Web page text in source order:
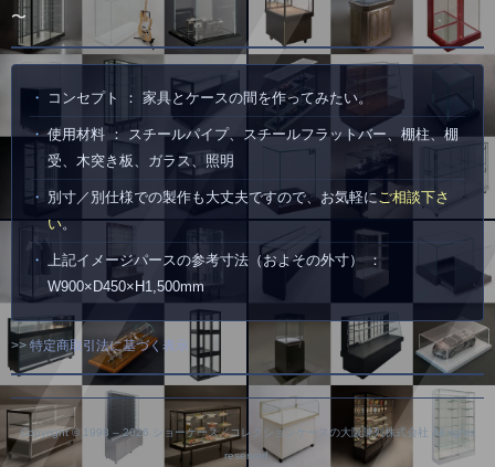
〜
コンセプト ： 家具とケースの間を作ってみたい。
使用材料 ： スチールパイプ、スチールフラットバー、棚柱、棚
受、木突き板、ガラス、照明
別寸／別仕様での製作も大丈夫ですので、お気軽にご相談下さ
い。
上記イメージパースの参考寸法（およその外寸） ：
W900×D450×H1,500mm
>> 特定商取引法に基づく表示
Copyright © 1998 –2026 ショーケース／コレクションケースの大阪陳列株式会社 All rights
reserved.